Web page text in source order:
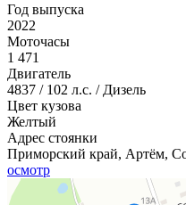
Год выпуска
2022
Моточасы
1 471
Двигатель
4837 / 102 л.с. / Дизель
Цвет кузова
Желтый
Адрес стоянки
Приморский край, Артём,
осмотр